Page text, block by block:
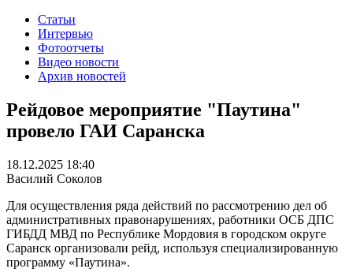
Статьи
Интервью
Фотоотчеты
Видео новости
Архив новостей
Рейдовое мероприятие "Паутина"
провело ГАИ Саранска
18.12.2025 18:40
Василий Соколов
Для осуществления ряда действий по рассмотрению дел об
административных правонарушениях, работники ОСБ ДПС
ГИБДД МВД по Республике Мордовия в городском округе
Саранск организовали рейд, используя специализированную
программу «Паутина».